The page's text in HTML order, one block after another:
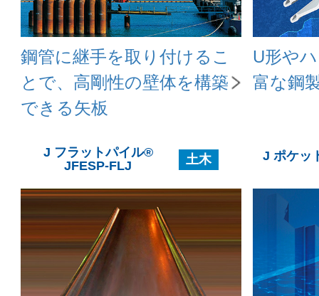
鋼管に継手を取り付けるこ
とで、高剛性の壁体を構築
できる矢板
U形や
富な鋼
J フラットパイル®
JFESP-FLJ
土木 J ポケ